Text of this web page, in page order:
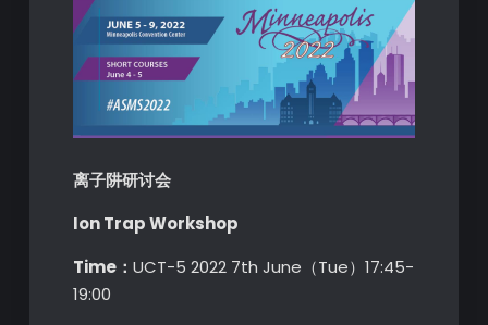
离子阱研讨会
Ion Trap Workshop
Time： UCT-5 2022 7th June（Tue）17:45-
19:00